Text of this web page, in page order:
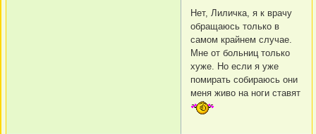
Нет, Лиличка, я к врачу
обращаюсь только в
самом крайнем случае.
Мне от больниц только
хуже. Но если я уже
помирать собираюсь они
меня живо на ноги ставят